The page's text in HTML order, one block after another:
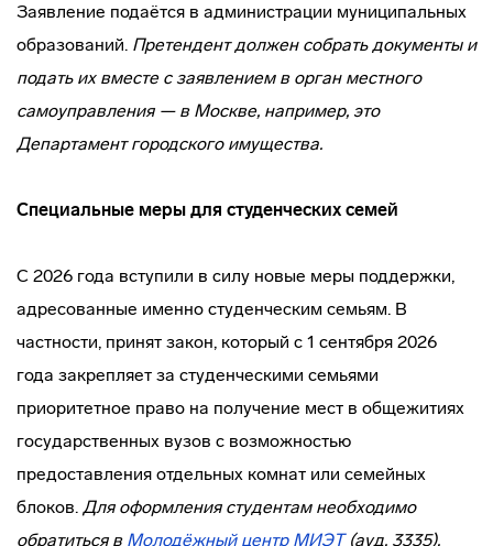
Заявление подаётся в администрации муниципальных
образований. Претендент должен собрать документы и
подать их вместе с заявлением в орган местного
самоуправления — в Москве, например, это
Департамент городского имущества.
Специальные меры для студенческих семей
С 2026 года вступили в силу новые меры поддержки,
адресованные именно студенческим семьям. В
частности, принят закон, который с 1 сентября 2026
года закрепляет за студенческими семьями
приоритетное право на получение мест в общежитиях
государственных вузов с возможностью
предоставления отдельных комнат или семейных
блоков. Для оформления студентам необходимо
обратиться в Молодёжный центр МИЭТ(ауд. 3335).